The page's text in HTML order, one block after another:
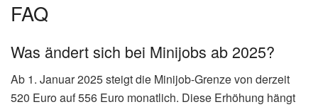
FAQ
Was ändert sich bei Minijobs ab 2025?
Ab 1. Januar 2025 steigt die Minijob-Grenze von derzeit
520 Euro auf 556 Euro monatlich. Diese Erhöhung hängt